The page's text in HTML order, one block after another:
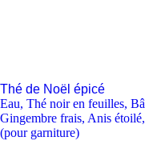
Thé de Noël épicé
Eau, Thé noir en feuilles,
Gingembre frais, Anis étoilé,
(pour garniture)